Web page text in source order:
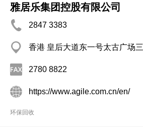
雅居乐集团控股有限公司
2847 3383
香港 皇后大道东一号太古广场
2780 8822
https://www.agile.com.cn/en/
环保回收